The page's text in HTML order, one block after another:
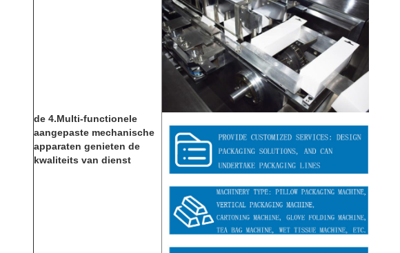
de 4.Multi-functionele
aangepaste mechanische
apparaten genieten de
kwaliteits van dienst